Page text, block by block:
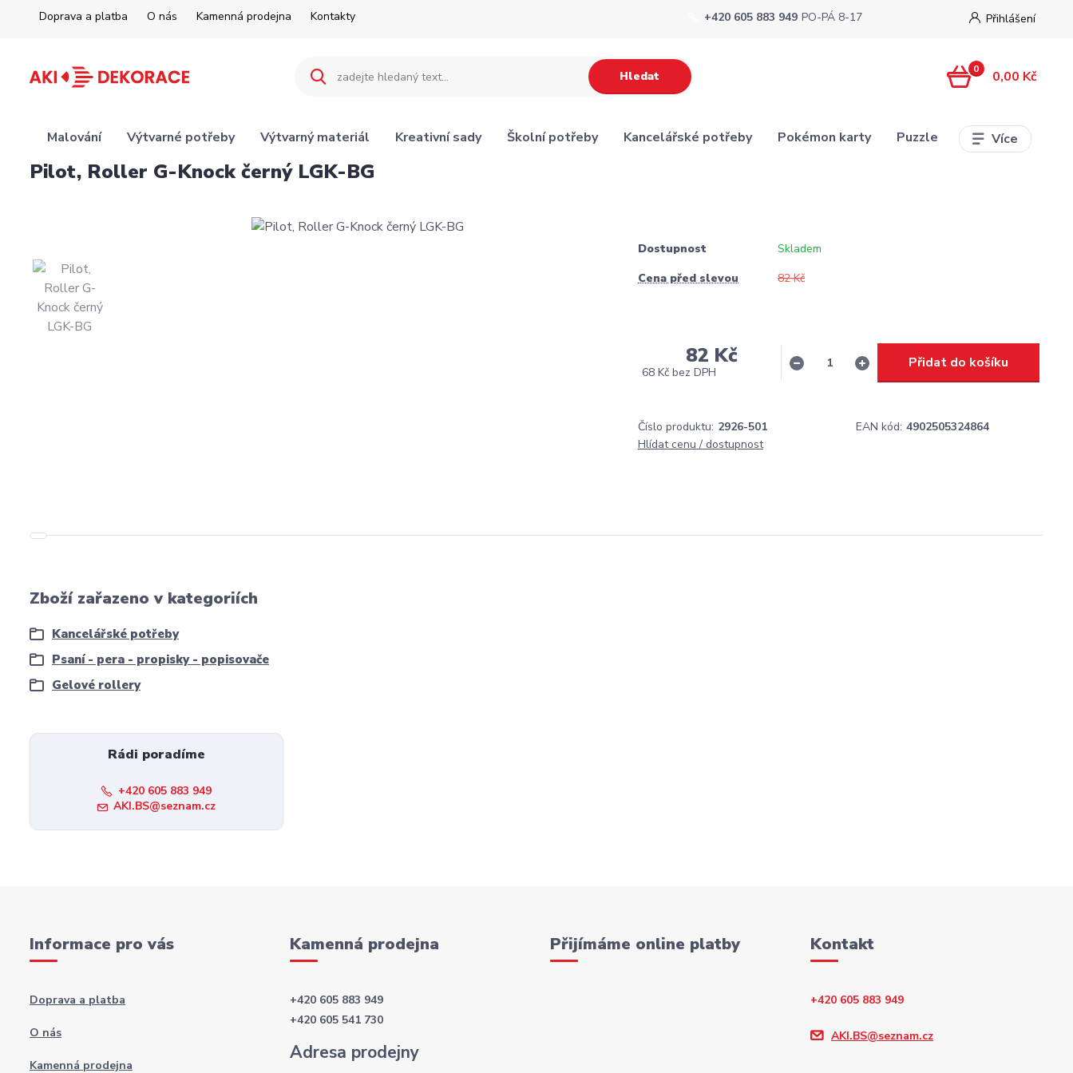
Doprava a platba O nás Kamenná prodejna Kontakty Přihlášení
Hledat
+420 605 883 949 PO-PÁ 8-17
0 0,00 Kč
Malování Výtvarné potřeby Výtvarný materiál Kreativní sady Školní potřeby Kancelářské potřeby Pokémon karty Puzzle Více
Pilot, Roller G-Knock černý LGK-BG
Dostupnost
Skladem
Cena před slevou
82 Kč
82 Kč
68 Kč bez DPH
Přidat do košíku
Číslo produktu: 2926-501 EAN kód: 4902505324864
Hlídat cenu / dostupnost
Zboží zařazeno v kategoriích
Kancelářské potřeby
Psaní - pera - propisky - popisovače
Gelové rollery
Rádi poradíme
+420 605 883 949
AKI.BS@seznam.cz
Informace pro vás
Doprava a platba
O nás
Kamenná prodejna
Kamenná prodejna
+420 605 883 949
+420 605 541 730
Adresa prodejny
Přijímáme online platby Kontakt
+420 605 883 949
AKI.BS@seznam.cz